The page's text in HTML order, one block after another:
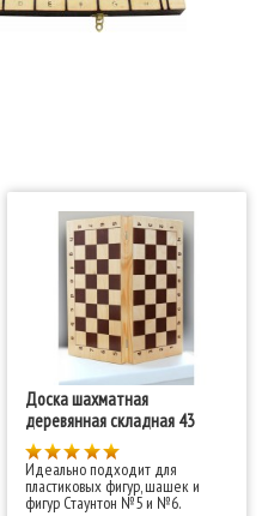
Доска шахматная
деревянная складная 43
Идеально подходит для
пластиковых фигур, шашек и
фигур Стаунтон №5 и №6.